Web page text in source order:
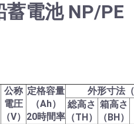
電池 NP/PE
公称
電圧
（V）
定格容量
（Ah）
20時間率
外形寸法
総高さ
（TH）
箱高さ
（BH）